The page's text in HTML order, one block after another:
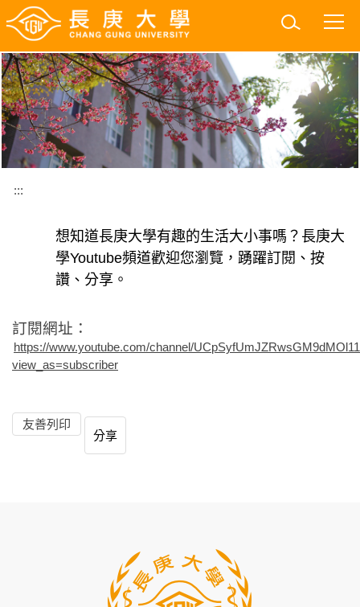
跳
到
要
內
容
區
:::
想知道長庚大學有趣的生活大小事嗎？長庚大
學Youtube頻道歡迎您瀏覽，踴躍訂閱、按
讚、分享。
訂閱網址：
https://www.youtube.com/channel/
view_as=subscriber
友善列印
分享